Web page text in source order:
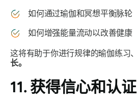
如何通过瑜伽和冥想平衡脉轮
如何增强能量流动以改善健康
这将有助于你进行规律的瑜伽练习、
长。
11. 获得信心和认证